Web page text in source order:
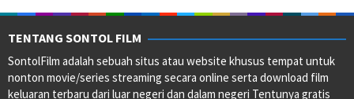
TENTANG SONTOL FILM
SontolFilm adalah sebuah situs atau website khusus tempat untuk
nonton movie/series streaming secara online serta download film
keluaran terbaru dari luar negeri dan dalam negeri Tentunya gratis